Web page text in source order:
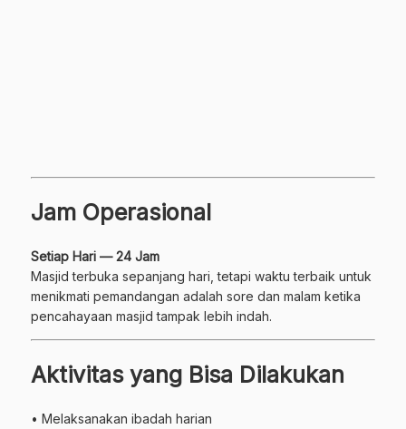
Jam Operasional
Setiap Hari — 24 Jam
Masjid terbuka sepanjang hari, tetapi waktu terbaik untuk
menikmati pemandangan adalah sore dan malam ketika
pencahayaan masjid tampak lebih indah.
Aktivitas yang Bisa Dilakukan
• Melaksanakan ibadah harian